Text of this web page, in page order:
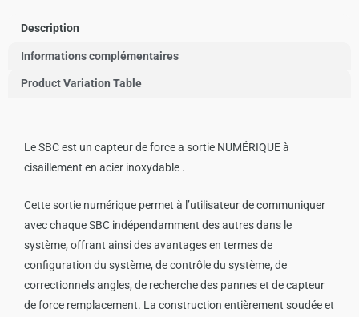
Description
Informations complémentaires
Product Variation Table
Le SBC est un capteur de force a sortie NUMÉRIQUE à
cisaillement en acier inoxydable .
Cette sortie numérique permet à l’utilisateur de communiquer
avec chaque SBC indépendamment des autres dans le
système, offrant ainsi des avantages en termes de
configuration du système, de contrôle du système, de
correctionnels angles, de recherche des pannes et de capteur
de force remplacement. La construction entièrement soudée et